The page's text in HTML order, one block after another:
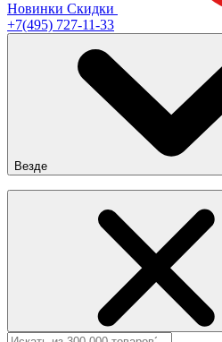
Новинки Скидки
+7(495) 727-11-33
Везде